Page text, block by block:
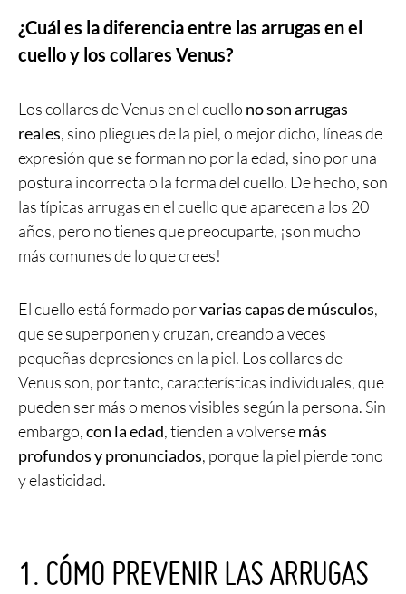
¿Cuál es la diferencia entre las arrugas en el
cuello y los collares Venus?
Los collares de Venus en el cuello no son arrugas
reales, sino pliegues de la piel, o mejor dicho, líneas de
expresión que se forman no por la edad, sino por una
postura incorrecta o la forma del cuello. De hecho, son
las típicas arrugas en el cuello que aparecen a los 20
años, pero no tienes que preocuparte, ¡son mucho
más comunes de lo que crees!
El cuello está formado porvarias capas de músculos,
que se superponen y cruzan, creando a veces
pequeñas depresiones en la piel. Los collares de
Venus son, por tanto, características individuales, que
pueden ser más o menos visibles según la persona. Sin
embargo,con la edad, tienden a volversemás
profundos y pronunciados, porque la piel pierde tono
y elasticidad.
1. CÓMO PREVENIR LAS ARRUGAS